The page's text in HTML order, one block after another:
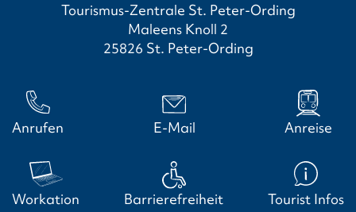
Tourismus-Zentrale St. Peter-Ording
Maleens Knoll 2
25826 St. Peter-Ording
Anrufen E-Mail Anreise
Workation Barrierefreiheit Tourist Infos